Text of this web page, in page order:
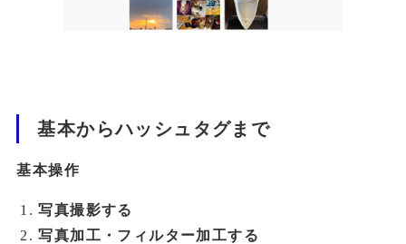
基本からハッシュタグまで
基本操作
写真撮影する
写真加工・フィルター加工する